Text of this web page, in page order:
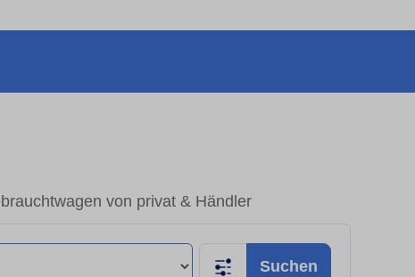
von privat & Händler
Suchen